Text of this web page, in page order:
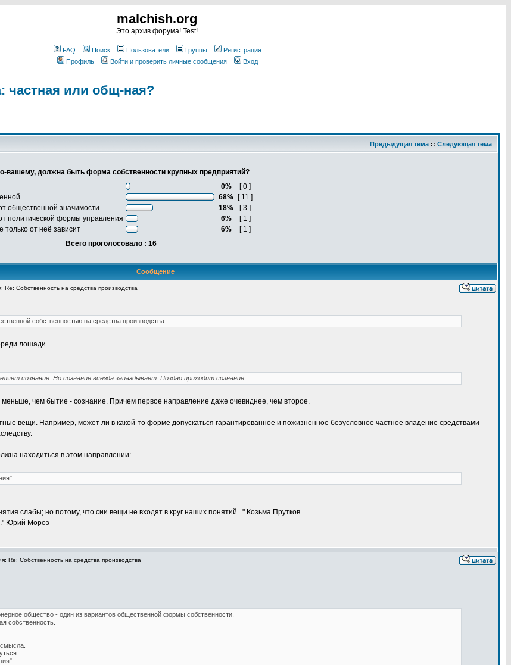
malchish.org
Это архив форума! Test!
FAQ Поиск Пользователи Группы
Регистрация
Профиль
Войти и проверить личные сообщения Вход
частная или общ-ная?
Предыдущая тема :: Следующая тема
вашему, должна быть форма собственности крупных предприятий?
0%
[ 0 ]
68%
[ 11 ]
общественной значимости
18%
[ 3 ]
политической формы управления
6%
[ 1 ]
только от неё зависит
6%
[ 1 ]
Всего проголосовало : 16
Сообщение
Собственность на средства производства
собственностью на средства производства.
лошади.
сознание. Но сознание всегда запаздывает. Поздно приходит сознание.
чем бытие - сознание. Причем первое направление даже очевиднее, чем второе.
вещи. Например, может ли в какой-то форме допускаться гарантированное и пожизненное безусловное частное владение средствами
находиться в этом направлении:
слабы; но потому, что сии вещи не входят в круг наших понятий..." Козьма Прутков
Юрий Мороз
Re: Собственность на средства производства
общество - один из вариантов общественной формы собственности.
собственность.